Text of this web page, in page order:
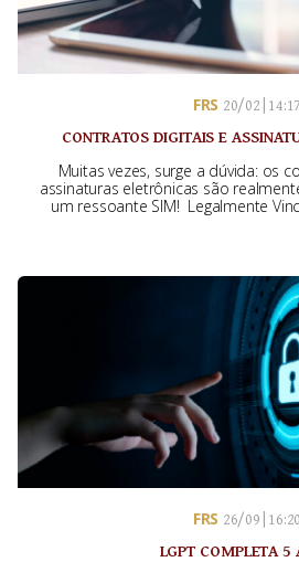
FRS 20/02 | 14:17
CONTRATOS DIGITAIS E
Muitas vezes, surge a dúvida: os
assinaturas eletrônicas são
um ressoante SIM! Legalmente
FRS 26/09 | 16:20
LGPT COMPLETA 5